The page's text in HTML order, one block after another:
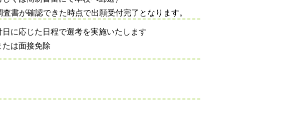
書が確認できた時点で出願受付完了となります。
に応じた日程で選考を実施いたします
は面接免除